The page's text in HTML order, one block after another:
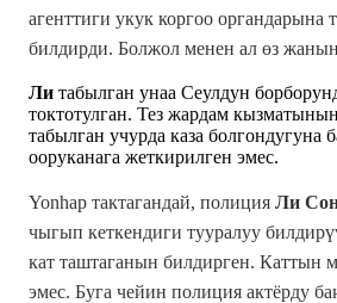
агенттиги укук коргоо органдарына
билдирди. Болжол менен ал өз
Ли табылган унаа Сеулдун
токтотулган. Тез жардам
табылган учурда каза болгондугуна
ооруканага жеткирилген эмес.
Yonhap тактагандай, полиция Ли
чыгып кеткендиги тууралуу
кат таштаганын билдирген. Каттын
эмес. Буга чейин полиция актёрду